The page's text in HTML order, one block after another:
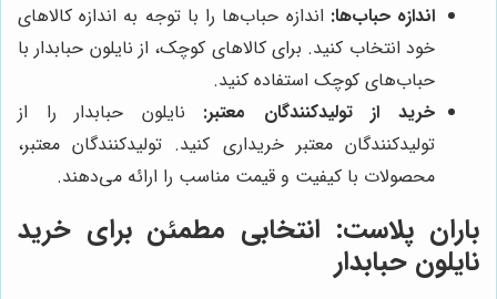
اندازه حباب‌ها: اندازه حباب‌ها را با توجه به اندازه کالاهای
خود انتخاب کنید. برای کالاهای کوچک، از نایلون حبابدار با
حباب‌های کوچک استفاده کنید.
خرید از تولیدکنندگان معتبر: نایلون حبابدار را از
تولیدکنندگان معتبر خریداری کنید. تولیدکنندگان معتبر،
محصولات با کیفیت و قیمت مناسب را ارائه می‌دهند.
باران پلاست: انتخابی مطمئن برای خرید
نایلون حبابدار